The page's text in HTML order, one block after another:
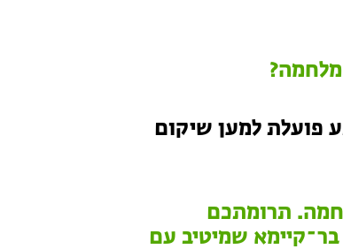
פועלת למען שיקום
תרומתכם
שמיטיב עם